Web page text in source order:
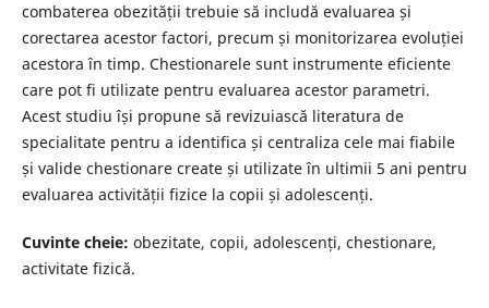
combaterea obezității trebuie să includă evaluarea și
corectarea acestor factori, precum și monitorizarea evoluției
acestora în timp. Chestionarele sunt instrumente eficiente
care pot fi utilizate pentru evaluarea acestor parametri.
Acest studiu își propune să revizuiască literatura de
specialitate pentru a identifica și centraliza cele mai fiabile
și valide chestionare create și utilizate în ultimii 5 ani pentru
evaluarea activității fizice la copii și adolescenți.
Cuvinte cheie: obezitate, copii, adolescenți, chestionare,
activitate fizică.